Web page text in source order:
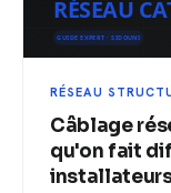
RÉSEAU
Câblage
qu'on fait